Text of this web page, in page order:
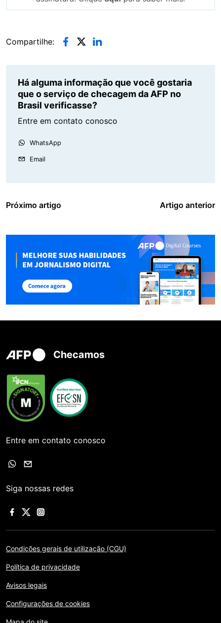
Compartilhe:
Há alguma informação que você gostaria
que o serviço de checagem da AFP no
Brasil verificasse?
Entre em contato conosco
WhatsApp
Email
Próximo artigo Artigo anterior
Checamos
Entre em contato conosco
Siga nossas redes
Condições gerais de utilização (CGU)
Política de privacidade
Avisos legais
Configurações de cookies